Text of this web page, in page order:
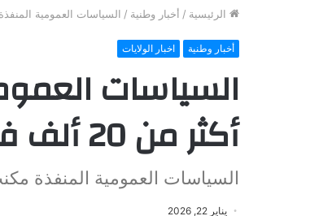
الرئيسية / أخبار وطنية / السياسات العمومية المنفذة مكنت
أخبار وطنية اخبار الولايات
السياسات
أكثر من 20 ألف فرصة عمل،
السياسات العمومية المنفذة مكنت من
يناير 22, 2026